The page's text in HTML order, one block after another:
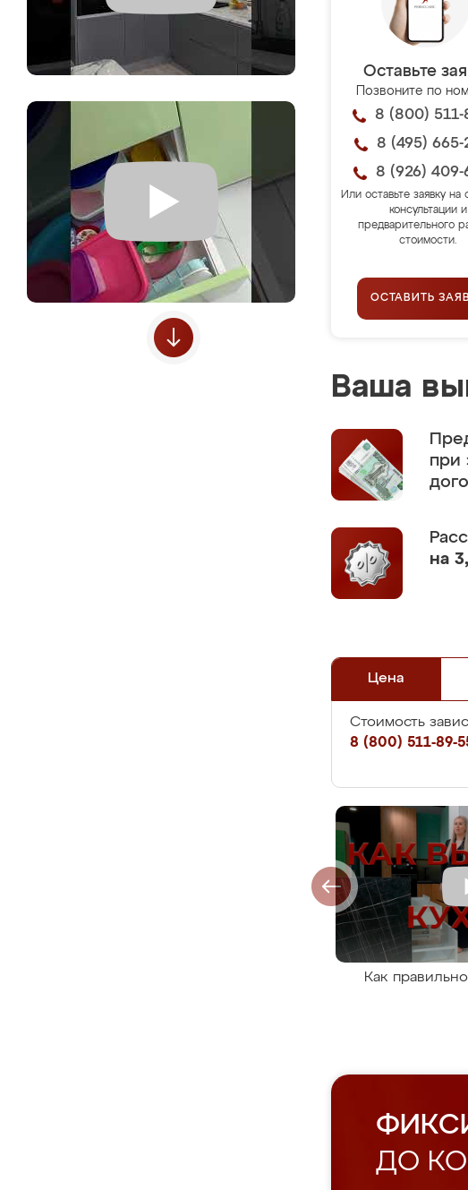
Оставьте
Позвоните по
8 (800) 511-
8 (495) 665-
8 (926) 409-
Или оставьте заявку на
консультации и
предварительного
стоимости.
ОСТАВИТЬ
Ваша
при
на
Цена
Стоимость
8 (800) 511-89-
Как
ДО